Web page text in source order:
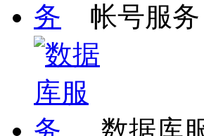
帐号服务
数据库